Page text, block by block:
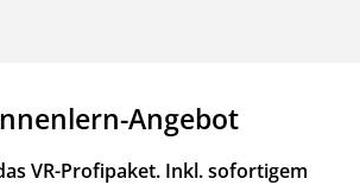
Angebot
VR-Profipaket. Inkl. sofortigem